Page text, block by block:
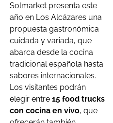
Solmarket presenta este
año en Los Alcázares una
propuesta gastronómica
cuidada y variada, que
abarca desde la cocina
tradicional española hasta
sabores internacionales.
Los visitantes podrán
elegir entre 15 food trucks
con cocina en vivo, que